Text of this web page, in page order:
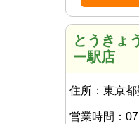
とうきょ
ー駅店
住所： 東京
営業時間：